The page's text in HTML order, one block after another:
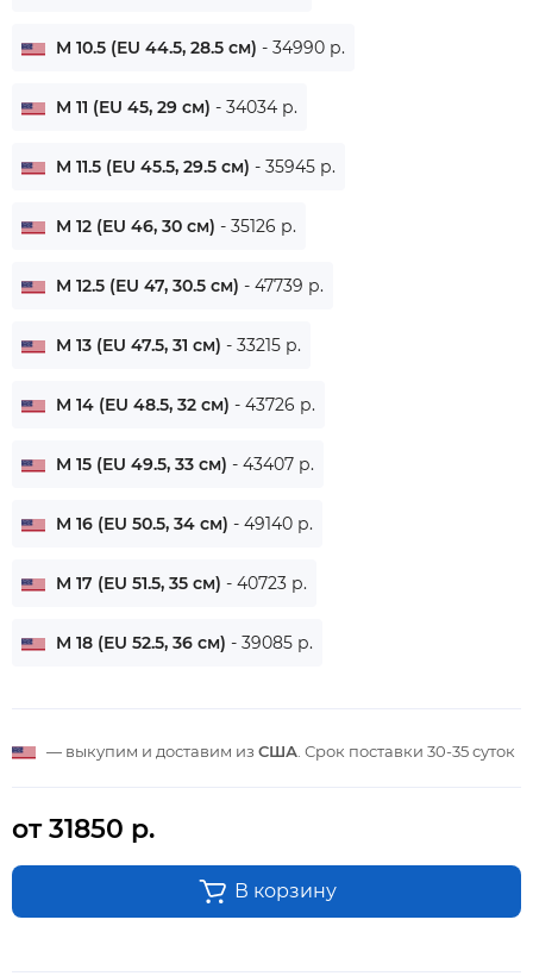
M 10.5 (EU 44.5, 28.5 см) - 34990 р.
M 11 (EU 45, 29 см) - 34034 р.
M 11.5 (EU 45.5, 29.5 см) - 35945 р.
M 12 (EU 46, 30 см) - 35126 р.
M 12.5 (EU 47, 30.5 см) - 47739 р.
M 13 (EU 47.5, 31 см) - 33215 р.
M 14 (EU 48.5, 32 см) - 43726 р.
M 15 (EU 49.5, 33 см) - 43407 р.
M 16 (EU 50.5, 34 см) - 49140 р.
M 17 (EU 51.5, 35 см) - 40723 р.
M 18 (EU 52.5, 36 см) - 39085 р.
— выкупим и доставим из США . Срок поставки 30-35 суток
от 31850 р.
В корзину